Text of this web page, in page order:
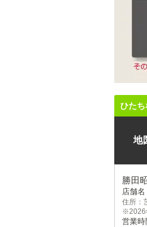
ひたち
地
勝田
店舗名
住所：
※2026
営業時